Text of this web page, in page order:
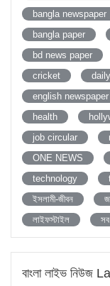
bangla newspaper
bangla paper
bd news paper
cricket
daily
english newspaper
health
job circular
ONE NEWS
technology
ইসলামী-জীবন
লাইফস্টাইল
বাংলা লাইভ